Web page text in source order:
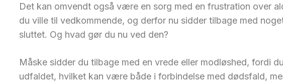
Det kan omvendt også være en sorg med en frustration over
du ville til vedkommende, og derfor nu sidder tilbage med
sluttet. Og hvad gør du nu ved den?
Måske sidder du tilbage med en vrede eller modløshed, fordi
udfaldet, hvilket kan være både i forbindelse med dødsfald,